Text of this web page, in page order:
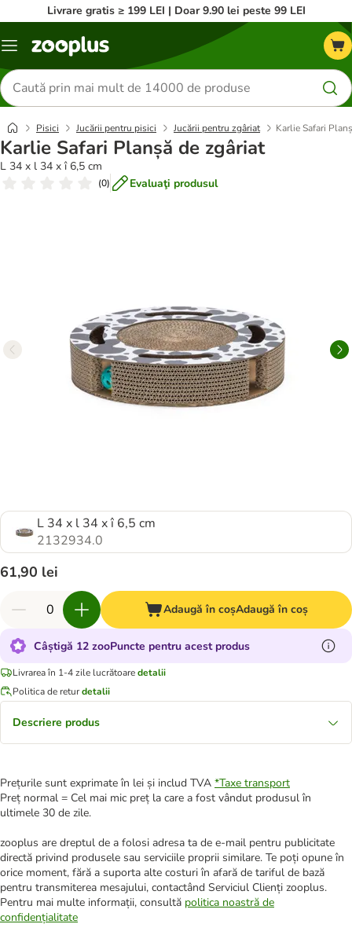
Livrare gratis ≥ 199 LEI | Doar 9.90 lei peste 99 LEI
Categorii
Căutare
produse
Pisici Jucării pentru pisici Jucării pentru zgâriat Karlie Safari
Karlie Safari Planșă de zgâriat
L 34 x l 34 x î 6,5 cm
(0) Evaluaţi produsul
L 34 x l 34 x î 6,5 cm
2132934.0
61,90 lei
Adaugă în coșAdaugă în coș
Câștigă 12 zooPuncte pentru acest produs
Livrarea în 1-4 zile lucrătoaredetalii
Politica de returdetalii
Descriere produs
Prețurile sunt exprimate în lei și includ TVA *Taxe transport
Preț normal = Cel mai mic preț la care a fost vândut produsul în
ultimele 30 de zile.
zooplus are dreptul de a folosi adresa ta de e-mail pentru publicitate
directă privind produsele sau serviciile proprii similare. Te poți opune în
orice moment, fără a suporta alte costuri în afară de tariful de bază
pentru transmiterea mesajului, contactând Serviciul Clienți zooplus.
Pentru mai multe informații, consultă politica noastră de
confidențialitate